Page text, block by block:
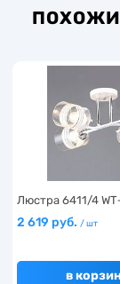
Люстра 6411/4
2 619 руб. / шт
в